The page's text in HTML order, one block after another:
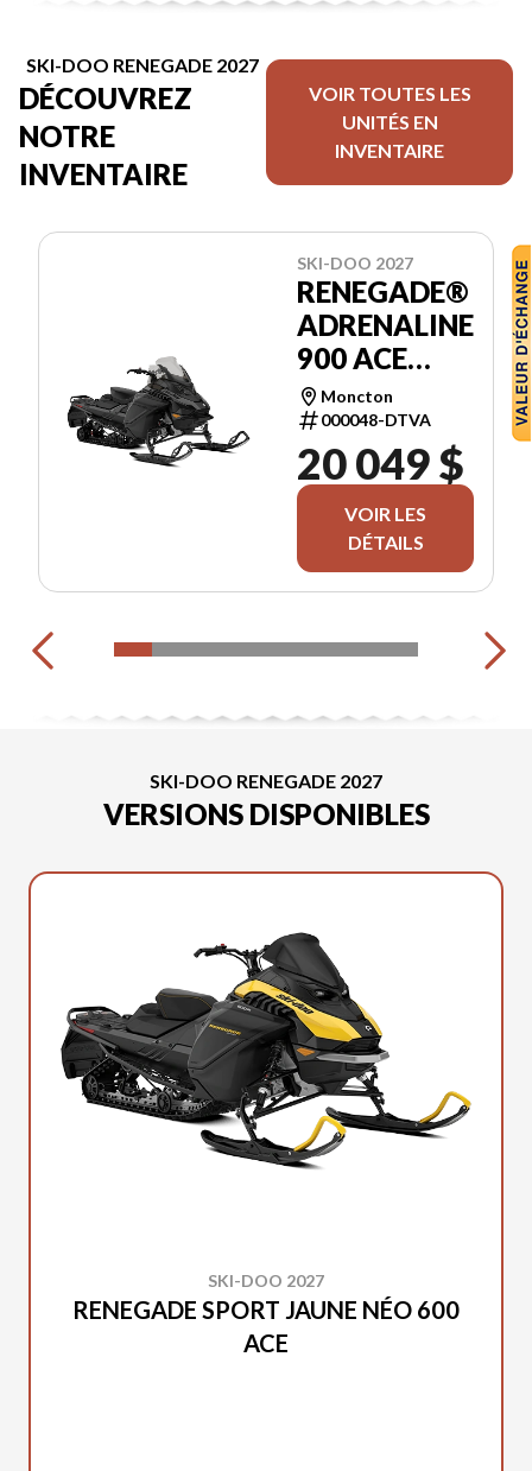
SKI-DOO RENEGADE 2027
DÉCOUVREZ
NOTRE
INVENTAIRE
VOIR TOUTES LES
UNITÉS EN
INVENTAIRE
SKI-DOO 2027
RENEGADE®
ADRENALINE
900 ACE
TURBO R
Moncton
000048-DTVA
20 049 $
VOIR LES
DÉTAILS
SKI-DOO RENEGADE 2027
VERSIONS DISPONIBLES
SKI-DOO 2027
RENEGADE SPORT JAUNE NÉO 600
ACE